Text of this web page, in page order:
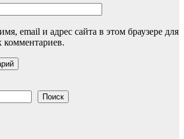
email и адрес сайта в этом браузере для
Поиск